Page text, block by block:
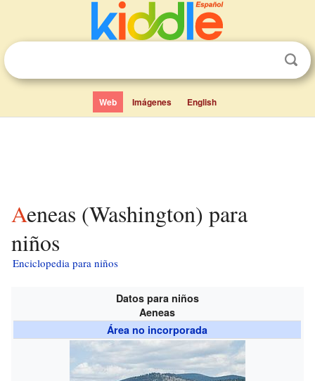
Web Imágenes English
Aeneas (Washington) para
niños
Enciclopedia para niños
Datos para niños
Aeneas
Área no incorporada